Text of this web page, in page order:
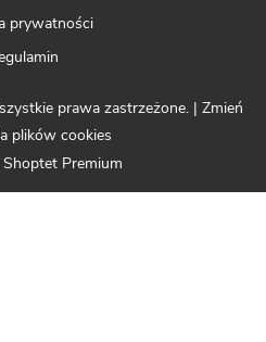
prywatności
Shoptet Premium
prawa zastrzeżone. | Zmień
plików cookies